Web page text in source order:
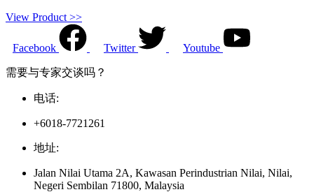
View Product >>
Facebook Twitter Youtube
需要与专家交谈吗？
电话:
+6018-7721261
地址:
Jalan Nilai Utama 2A, Kawasan Perindustrian Nilai, Nilai,
Negeri Sembilan 71800, Malaysia